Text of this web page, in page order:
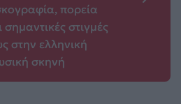
πορεία
σημαντικές στιγμές
στην ελληνική
σκηνή